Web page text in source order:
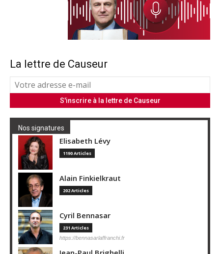
La lettre de Causeur
Nos signatures
Elisabeth Lévy
1190 Articles
Alain Finkielkraut
202 Articles
Cyril Bennasar
231 Articles
https://bennasarlaffranchi.fr